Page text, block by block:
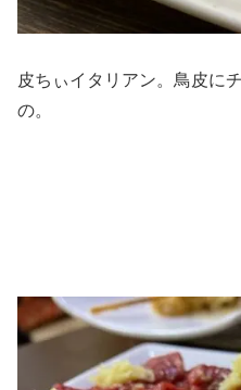
皮ちぃイタリアン。鳥皮に
の。